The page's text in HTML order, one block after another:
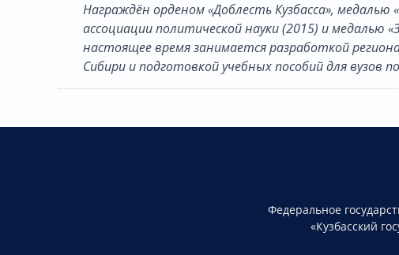
Награждён орденом «Доблесть Кузбасса», медалью
ассоциации политической науки (2015) и
настоящее время занимается разработкой
Сибири и подготовкой учебных пособий для вузов
Федеральное
«Кузбасский